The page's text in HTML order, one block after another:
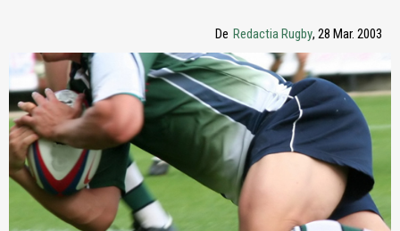
De Redactia Rugby, 28 Mar. 2003